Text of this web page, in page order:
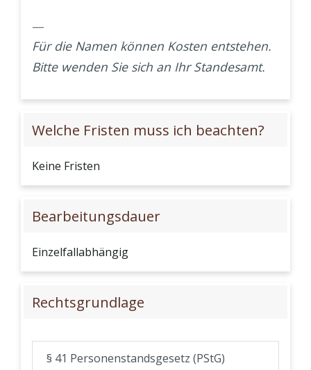
Für die Namen können Kosten entstehen.
Bitte wenden Sie sich an Ihr Standesamt.
Welche Fristen muss ich beachten?
Keine Fristen
Bearbeitungsdauer
Einzelfallabhängig
Rechtsgrundlage
§ 41 Personenstandsgesetz (PStG)